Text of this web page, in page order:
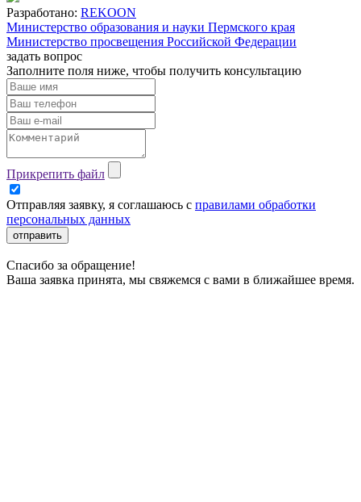
Разработано: REKOON
Министерство образования и науки Пермского края
Министерство просвещения Российской Федерации
задать вопрос
Заполните поля ниже, чтобы получить консультацию
Прикрепить файл
Отправляя заявку, я соглашаюсь с правилами обработки
персональных данных
отправить
Спасибо за обращение!
Ваша заявка принята, мы свяжемся с вами в ближайшее время.